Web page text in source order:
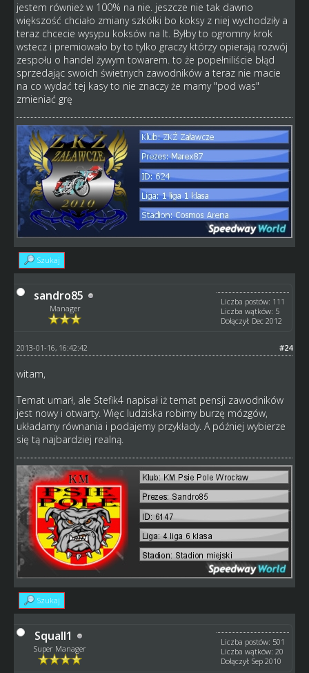
jestem również w 100% na nie. jeszcze nie tak dawno
większość chciało zmiany szkółki bo koksy z niej wychodziły a
teraz chcecie wysypu koksów na lt. Byłby to ogromny krok
wstecz i premiowało by to tylko graczy którzy opierają rozwój
zespołu o handel żywym towarem. to że popełniliście błąd
sprzedając swoich świetnych zawodników a teraz nie macie
na co wydać tej kasy to nie znaczy że mamy "pod was"
zmieniać grę
Szukaj
sandro85
Manager
Liczba postów: 111
Liczba wątków: 5
Dołączył: Dec 2012
#24
2013-01-16, 16:42:42
witam,
Temat umarł, ale Stefik4 napisał iż temat pensji zawodników
jest nowy i otwarty. Więc ludziska robimy burzę mózgów,
układamy równania i podajemy przykłady. A później wybierze
się tą najbardziej realną.
Szukaj
Squall1
Super Manager
Liczba postów: 501
Liczba wątków: 20
Dołączył: Sep 2010